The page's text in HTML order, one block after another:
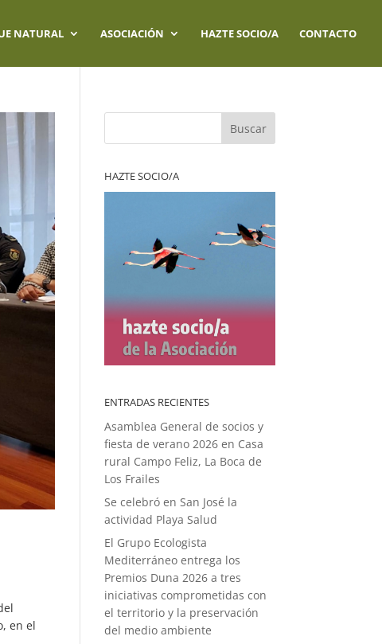
NATURAL ASOCIACIÓN HAZTE SOCIO/A CONTACTO
en el
Buscar
HAZTE SOCIO/A
ENTRADAS RECIENTES
Asamblea General de socios y
fiesta de verano 2026 en Casa
rural Campo Feliz, La Boca de
Los Frailes
Se celebró en San José la
actividad Playa Salud
El Grupo Ecologista
Mediterráneo entrega los
Premios Duna 2026 a tres
iniciativas comprometidas con
el territorio y la preservación
del medio ambiente